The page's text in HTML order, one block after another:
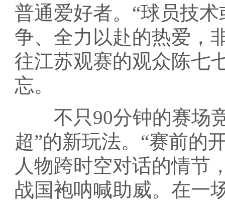
普通爱好者。“球员技
争、全力以赴的热爱，
往江苏观赛的观众陈七
忘。
不只90分钟的赛场竞
超”的新玩法。“赛前的
人物跨时空对话的情节
战国袍呐喊助威。在一